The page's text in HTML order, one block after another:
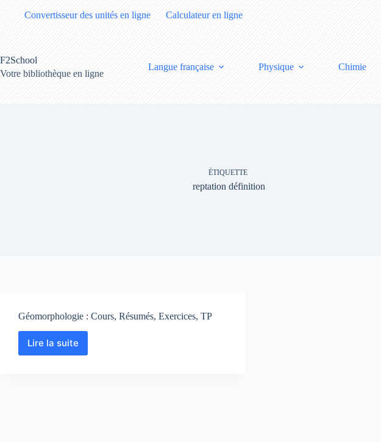
Convertisseur des unités en ligne Calculateur en ligne
F2School
Votre bibliothèque en ligne
Langue française Physique Chimie
ÉTIQUETTE
reptation définition
Géomorphologie : Cours, Résumés, Exercices, TP
Lire la suiteGéomorphologie